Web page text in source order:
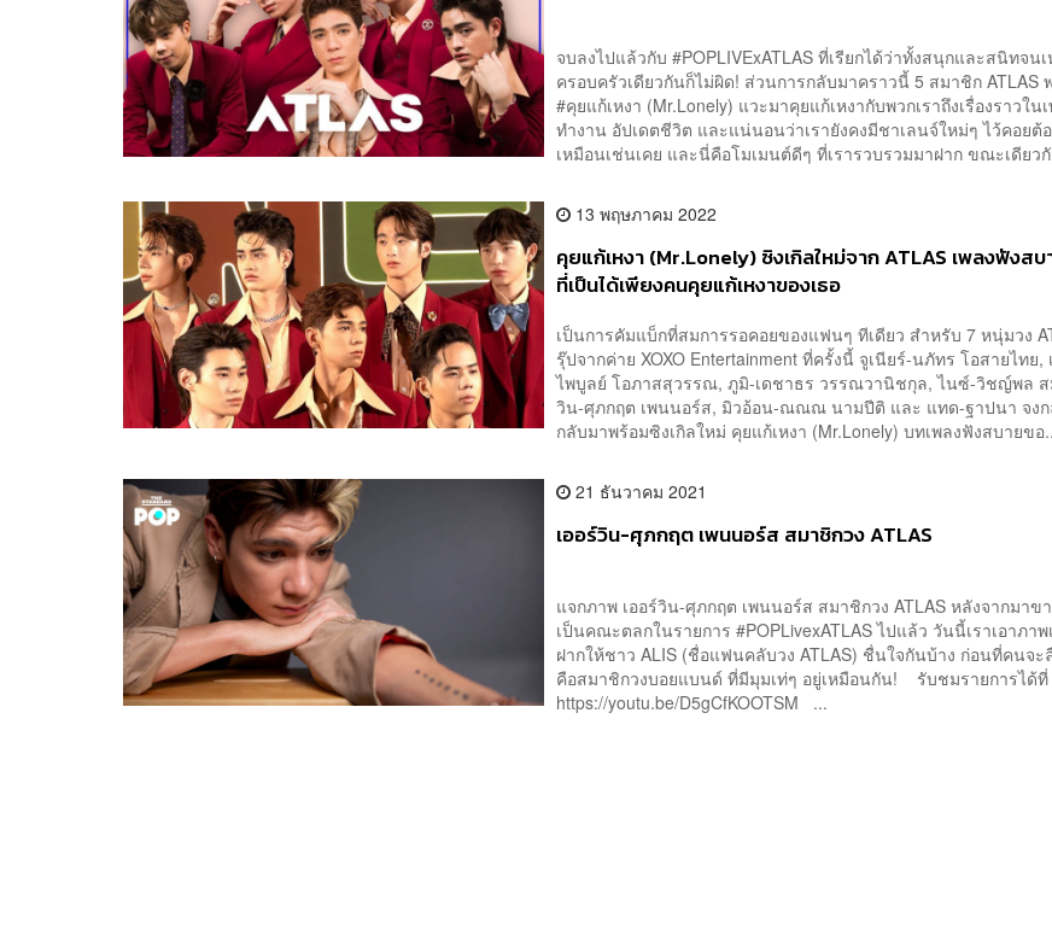
จบลงไปแล้วกับ #POPLIVExATLAS ที่เรียกได้ว่าทั้งสนุกและสนิทจน
ครอบครัวเดียวกันก็ไม่ผิด! ส่วนการกลับมาคราวนี้ 5 สมาชิก ATLAS
#คุยแก้เหงา (Mr.Lonely) แวะมาคุยแก้เหงากับพวกเราถึงเรื่องราวใน
ทำงาน อัปเดตชีวิต และแน่นอนว่าเรายังคงมีชาเลนจ์ใหม่ๆ ไว้คอยต้
เหมือนเช่นเคย และนี่คือโมเมนต์ดีๆ ที่เรารวบรวมมาฝาก ขณะเดียว
13 พฤษภาคม 2022
คุยแก้เหงา (Mr.Lonely) ซิงเกิลใหม่จาก ATLAS เพลงฟังส
ที่เป็นได้เพียงคนคุยแก้เหงาของเธอ
เป็นการคัมแบ็กที่สมการรอคอยของแฟนๆ ทีเดียว สำหรับ 7 หนุ่มวง
รุ๊ปจากค่าย XOXO Entertainment ที่ครั้งนี้ จูเนียร์-นภัทร โอสายไทย,
ไพบูลย์ โอภาสสุวรรณ, ภูมิ-เดชาธร วรรณวานิชกุล, ไนซ์-วิชญ์พล ส
วิน-ศุภกฤต เพนนอร์ส, มิวอ้อน-ณณณ นามปีติ และ แทด-ฐาปนา จง
กลับมาพร้อมซิงเกิลใหม่ คุยแก้เหงา (Mr.Lonely) บทเพลงฟังสบายขอ
21 ธันวาคม 2021
เออร์วิน-ศุภกฤต เพนนอร์ส สมาชิกวง ATLAS
แจกภาพ เออร์วิน-ศุภกฤต เพนนอร์ส สมาชิกวง ATLAS หลังจากมาข
เป็นคณะตลกในรายการ #POPLivexATLAS ไปแล้ว วันนี้เราเอาภาพ
ฝากให้ชาว ALIS (ชื่อแฟนคลับวง ATLAS) ชื่นใจกันบ้าง ก่อนที่คนจ
คือสมาชิกวงบอยแบนด์ ที่มีมุมเท่ๆ อยู่เหมือนกัน! รับชมรายการได้ที่
https://youtu.be/D5gCfKOOTSM ...